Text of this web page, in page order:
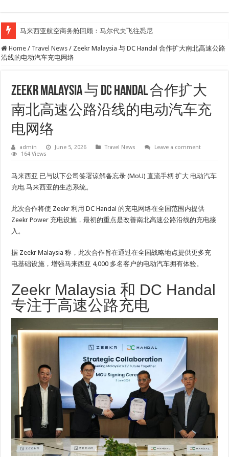
马来西亚航空商务舱回顾：马尔代夫飞往悉尼
Home / Travel News / Zeekr Malaysia 与 DC Handal 合作扩大南北高速公路
沿线的电动汽车充电网络
Zeekr Malaysia 与 DC Handal 合作扩大
南北高速公路沿线的电动汽车充
电网络
admin June 5, 2026 Travel News
Leave a comment
164 Views
马来西亚 已与以下公司签署谅解备忘录 (MoU)直流手柄 扩大 电动汽车
充电 马来西亚的生态系统。
此次合作将使 Zeekr 利用 DC Handal 的充电网络在全国范围内提供
Zeekr Power 充电设施，最初的重点是改善南北高速公路沿线的充电接
入。
据 Zeekr Malaysia 称，此次合作旨在通过在全国战略地点提供更多充
电基础设施，增强马来西亚 4,000 多名客户的电动汽车拥有体验。
Zeekr Malaysia 和 DC Handal
专注于高速公路充电